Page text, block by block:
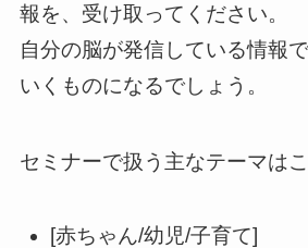
報を、受け取ってください。
自分の脳が発信している情報
いくものになるでしょう。
セミナーで扱う主なテーマはこ
[赤ちゃん/幼児/子育て]